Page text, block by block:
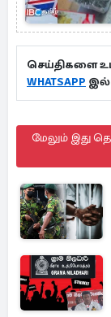
செய்திகளை
WHATSAPP இல்
மேலும் இது